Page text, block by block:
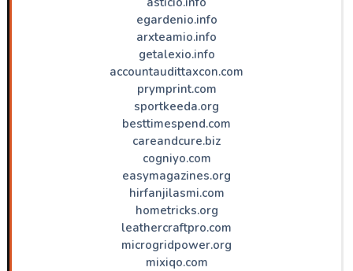
egardenio.info
arxteamio.info
getalexio.info
accountaudittaxcon.com
prymprint.com
sportkeeda.org
besttimespend.com
careandcure.biz
cogniyo.com
easymagazines.org
hirfanjilasmi.com
hometricks.org
leathercraftpro.com
microgridpower.org
mixiqo.com